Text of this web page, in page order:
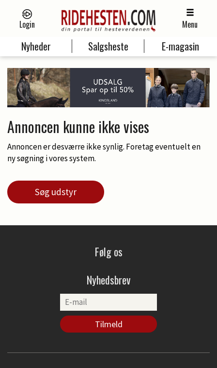
Login Menu
Nyheder Salgsheste E-magasin
Annoncen kunne ikke vises
Annoncen er desværre ikke synlig. Foretag eventuelt en
ny søgning i vores system.
Søg udstyr
Følg os
Nyhedsbrev